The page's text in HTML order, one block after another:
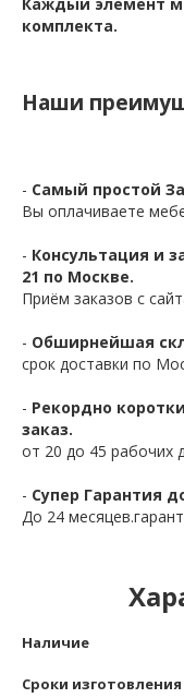
комплекта.
Наши
- Самый простой
Вы оплачиваете
- Консультация и
21 по Москве.
Приём заказов с
- Обширнейшая
срок доставки по
- Рекордно
заказ.
от 20 до 45 рабочих
- Супер Гарантия
До 24
Наличие
Сроки изготовления